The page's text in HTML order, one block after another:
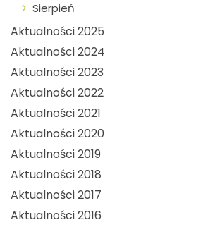
Sierpień
Aktualności 2025
Aktualności 2024
Aktualności 2023
Aktualności 2022
Aktualności 2021
Aktualności 2020
Aktualności 2019
Aktualności 2018
Aktualności 2017
Aktualności 2016